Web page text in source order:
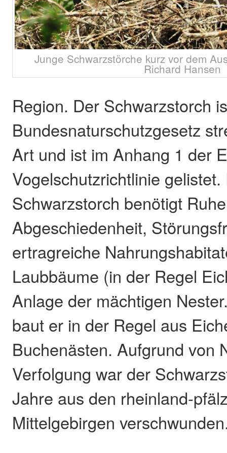
Junge Schwarzstörche kurz vor dem
Richard Hansen
Region. Der Schwarzstorch
Bundesnaturschutzgesetz
Art und ist im Anhang 1 der
Vogelschutzrichtlinie gelistet.
Schwarzstorch benötigt
Abgeschiedenheit,
ertragreiche
Laubbäume (in der Regel
Anlage der mächtigen
baut er in der Regel aus
Buchenästen. Aufgrund von
Verfolgung war der
Jahre aus den rheinland-
Mittelgebirgen